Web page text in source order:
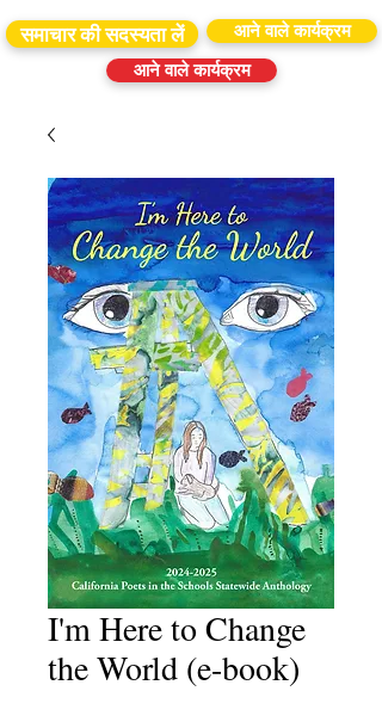
समाचार की सदस्यता लें
आने वाले कार्यक्रम
आने वाले कार्यक्रम
I'm Here to Change
the World (e-book)